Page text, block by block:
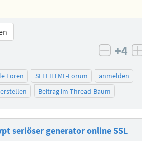
+4
Foren SELFHTML-Forum
anmelden
Beitrag im Thread-Baum
seriöser generator online SSL